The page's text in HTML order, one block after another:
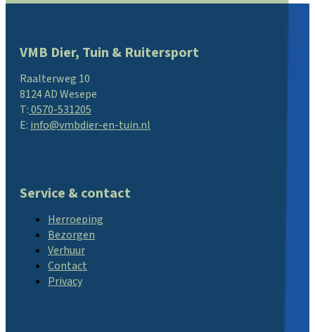
kan
worden
op
de
productpagina
VMB Dier, Tuin & Ruitersport
Raalterweg 10
8124 AD Wesepe
T:0570-531205
E: info@vmbdier-en-tuin.nl
Service & contact
Herroeping
Bezorgen
Verhuur
Contact
Privacy